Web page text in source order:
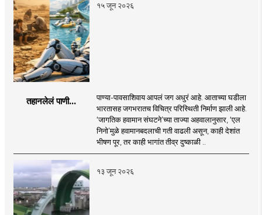
१५ जून २०२६
तहानलेलं पाणी...
पाण्या-पावसाशिवाय आपलं जग अधुरं आहे. आताच्या घडीला
भारतासह जगभरातच विचित्र परिस्थिती निर्माण झाली आहे.
‘जागतिक हवामान संघटने’च्या ताज्या अहवालानुसार, ‘एल
निनो’मुळे हवामानबदलाची गती वाढली असून, काही देशांत
भीषण पूर, तर काही भागांत तीव्र दुष्काळी ..
१३ जून २०२६